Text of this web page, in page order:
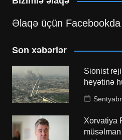
Əlaqə üçün Facebookda
Son xəbərlər
Sionist
heyətinə
Xorvatiya